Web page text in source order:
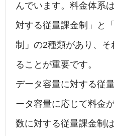
んでいます。料金体系
対する従量課金制」と
制」の2種類があり、
ることが重要です。
データ容量に対する従
ータ容量に応じて料金
数に対する従量課金制